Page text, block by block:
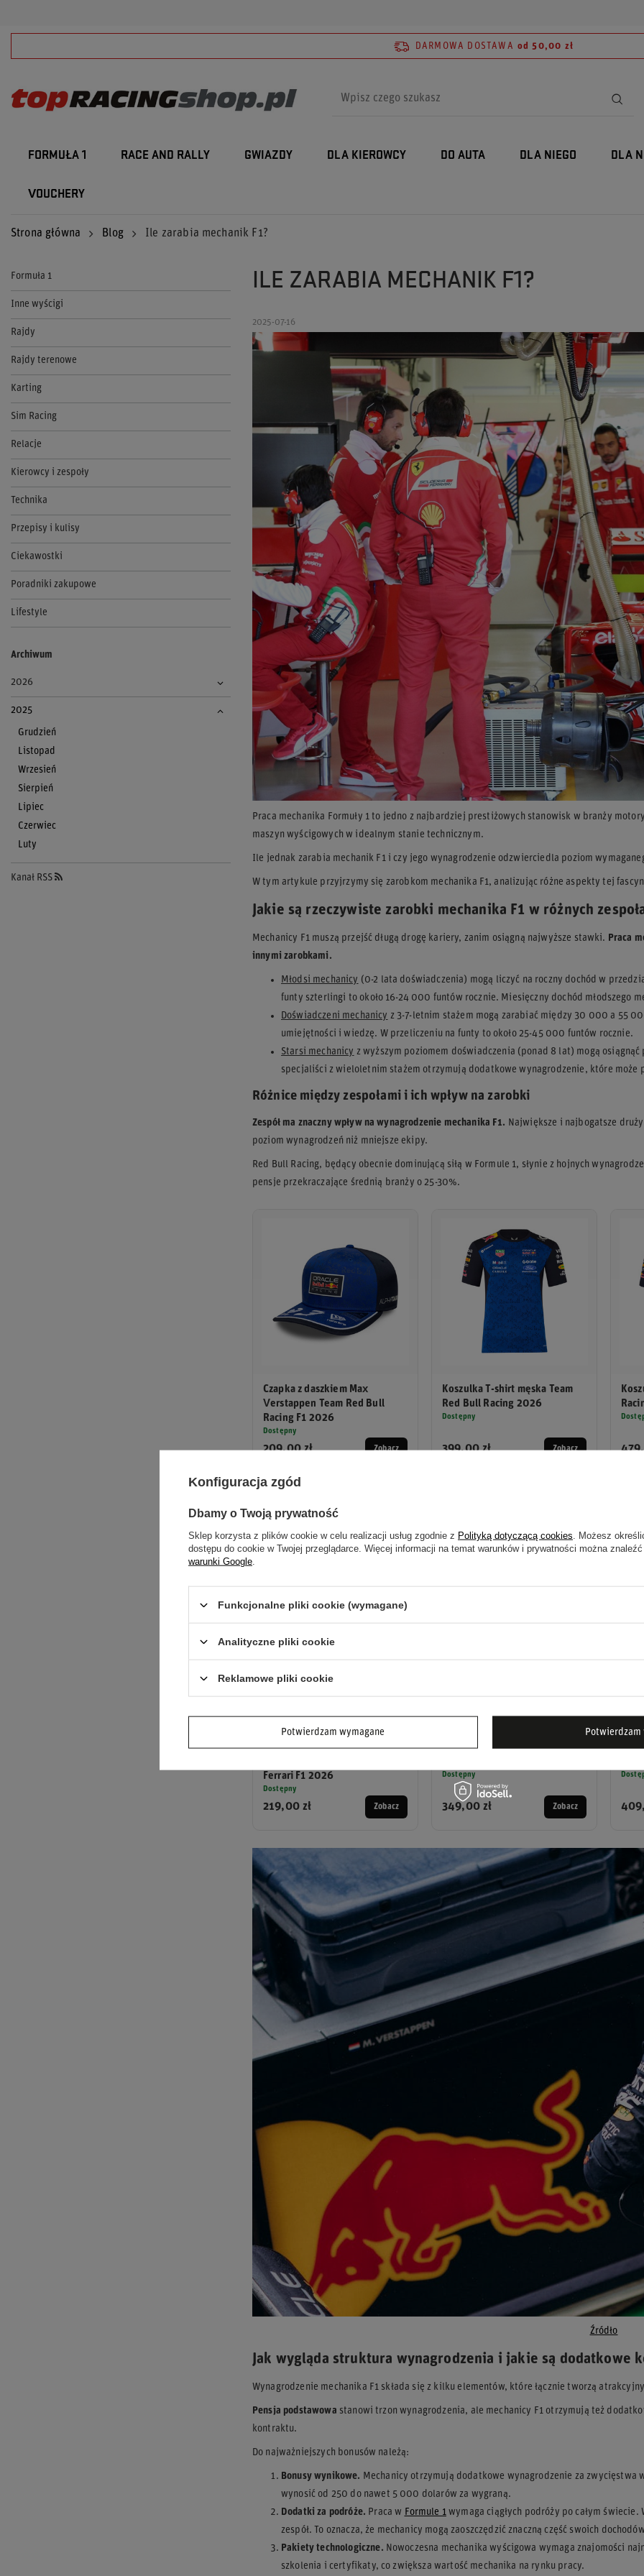
DARMOWA DOSTAWA od 50,00 zł
FORMUŁA 1 RACE AND RALLY GWIAZDY DLA KIEROWCY DO AUTA DLA NIEGO DLA
VOUCHERY
Strona główna Blog Ile zarabia mechanik F1?
Formuła 1
Inne wyścigi
Rajdy
Rajdy terenowe
Karting
Sim Racing
Relacje
Kierowcy i zespoły
Technika
Przepisy i kulisy
Ciekawostki
Poradniki zakupowe
Lifestyle
Archiwum
2026
2025
Grudzień
Listopad
Wrzesień
Sierpień
Lipiec
Czerwiec
Luty
Kanał RSS
ILE ZARABIA MECHANIK F1?
2025-07-16
Praca mechanika Formuły 1 to jedno z najbardziej prestiżowych stanowisk w branży
maszyn wyścigowych w idealnym stanie technicznym.
Ile jednak zarabia mechanik F1 i czy jego wynagrodzenie odzwierciedla poziom
W tym artykule przyjrzymy się zarobkom mechanika F1, analizując różne aspekty tej
Jakie są rzeczywiste zarobki mechanika F1 w różnych
Mechanicy F1 muszą przejść długą drogę kariery, zanim osiągną najwyższe stawki. Praca
innymi zarobkami.
Młodsi mechanicy (0-2 lata doświadczenia) mogą liczyć na roczny dochód w
funty szterlingi to około 16-24 000 funtów rocznie. Miesięczny dochód młodszego
Doświadczeni mechanicy z 3-7-letnim stażem mogą zarabiać między 30 000 a 55
umiejętności i wiedzę. W przeliczeniu na funty to około 25-45 000 funtów rocznie.
Starsi mechanicy z wyższym poziomem doświadczenia (ponad 8 lat) mogą
specjaliści z wieloletnim stażem otrzymują dodatkowe wynagrodzenie, które może
Różnice między zespołami i ich wpływ na zarobki
Zespół ma znaczny wpływ na wynagrodzenie mechanika F1. Największe i najbogatsze
poziom wynagrodzeń niż mniejsze ekipy.
Red Bull Racing, będący obecnie dominującą siłą w Formule 1, słynie z hojnych
pensje przekraczające średnią branży o 25-30%.
Czapka z daszkiem Max
Verstappen Team Red Bull
Racing F1 2026
Dostępny
209,00 zł Zobacz
Koszulka T-shirt męska Team
Red Bull Racing 2026
Dostępny
399,00 zł Zobacz
Mniejsze zespoły, takie jak
rozwoju kariery.
Czapka z daszkiem Lewis
Ferrari F1 2026
Dostępny
219,00 zł Zobacz
Koszulka T-shirt męska Team
Dostępny
349,00 zł Zobacz
Źródło
Jak wygląda struktura wynagrodzenia i jakie są dodatkowe
Wynagrodzenie mechanika F1 składa się z kilku elementów, które łącznie tworzą
Pensja podstawowa stanowi trzon wynagrodzenia, ale mechanicy F1 otrzymują też
kontraktu.
Do najważniejszych bonusów należą:
Bonusy wynikowe. Mechanicy otrzymują dodatkowe wynagrodzenie za
wynosić od 250 do nawet 5 000 dolarów za wygraną.
Dodatki za podróże. Praca w Formule 1wymaga ciągłych podróży po całym
zespół. To oznacza, że mechanicy mogą zaoszczędzić znaczną część swoich
Pakiety technologiczne. Nowoczesna mechanika wyścigowa wymaga znajomości
szkolenia i certyfikaty, co zwiększa wartość mechanika na rynku pracy.
Konfiguracja zgód
Dbamy o Twoją prywatność
Sklep korzysta z plików cookie w celu realizacji usług zgodnie z Polityką dotyczącą cookies . Możesz
dostępu do cookie w Twojej przeglądarce. Więcej informacji na temat warunków i prywatności można
warunki Google
Funkcjonalne pliki cookie (wymagane)
Analityczne pliki cookie
Reklamowe pliki cookie
Potwierdzam wymagane Potwierdzam